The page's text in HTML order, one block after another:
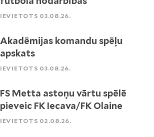
IEVIETOTS 03.08.26.
Akadēmijas komandu spēļu
apskats
IEVIETOTS 03.08.26.
FS Metta astoņu vārtu spēlē
pieveic FK Iecava/FK Olaine
IEVIETOTS 02.08.26.